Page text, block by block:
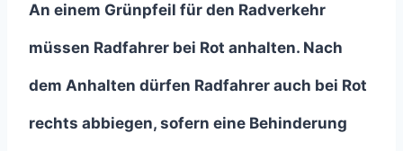
An einem Grünpfeil für den Radverkehr
müssen Radfahrer bei Rot anhalten. Nach
dem Anhalten dürfen Radfahrer auch bei Rot
rechts abbiegen, sofern eine Behinderung